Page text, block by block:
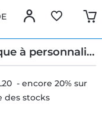
à personnaliser
- encore 20% sur
des stocks